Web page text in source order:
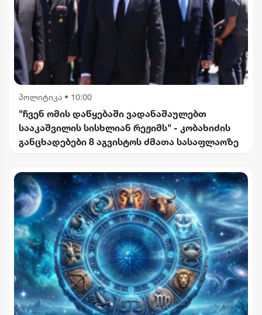
პოლიტიკა • 10:00
"ჩვენ ომის დაწყებაში ვადანაშაულებთ
სააკაშვილის სისხლიან რეჟიმს" - კობახიძის
განცხადებები 8 აგვისტოს ძმათა სასაფლაოზე